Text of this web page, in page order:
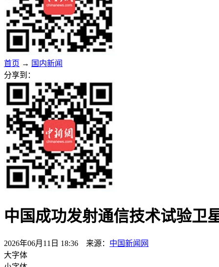
首页 → 国内新闻
分享到：
中国成功发射通信技术试验卫
2026年06月11日 18:36 来源： 中国新闻网
大字体